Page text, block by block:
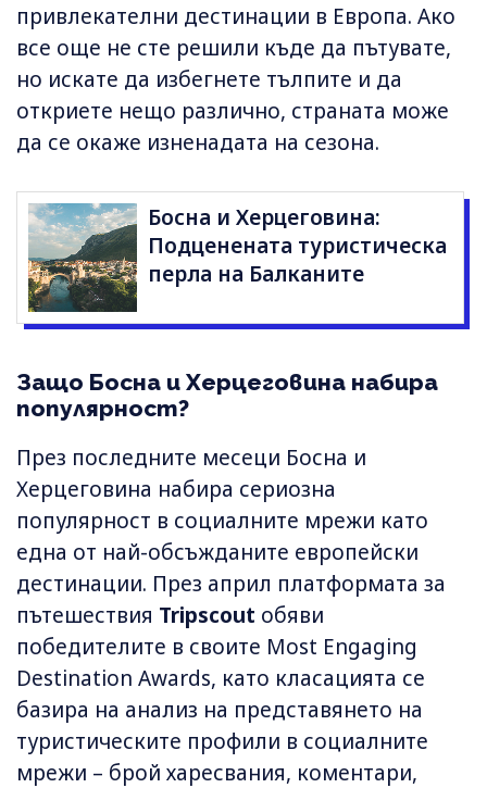
привлекателни дестинации в Европа. Ако
все още не сте решили къде да пътувате,
но искате да избегнете тълпите и да
откриете нещо различно, страната може
да се окаже изненадата на сезона.
Босна и Херцеговина:
Подценената туристическа
перла на Балканите
Защо Босна и Херцеговина набира
популярност?
През последните месеци Босна и
Херцеговина набира сериозна
популярност в социалните мрежи като
една от най-обсъжданите европейски
дестинации. През април платформата за
пътешествия Tripscout обяви
победителите в своите Most Engaging
Destination Awards, като класацията се
базира на анализ на представянето на
туристическите профили в социалните
мрежи – брой харесвания, коментари,